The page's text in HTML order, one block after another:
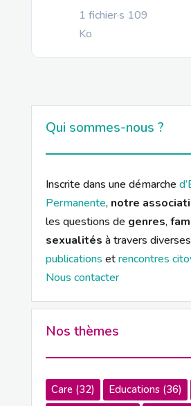
1 fichier·s 109
Ko
Qui sommes-nous ?
Inscrite dans une démarche
Permanente, notre
les questions de genres,
sexualités à travers
publications etrencontres
Nous contacter
Nos thèmes
Care(32) Educations(36)